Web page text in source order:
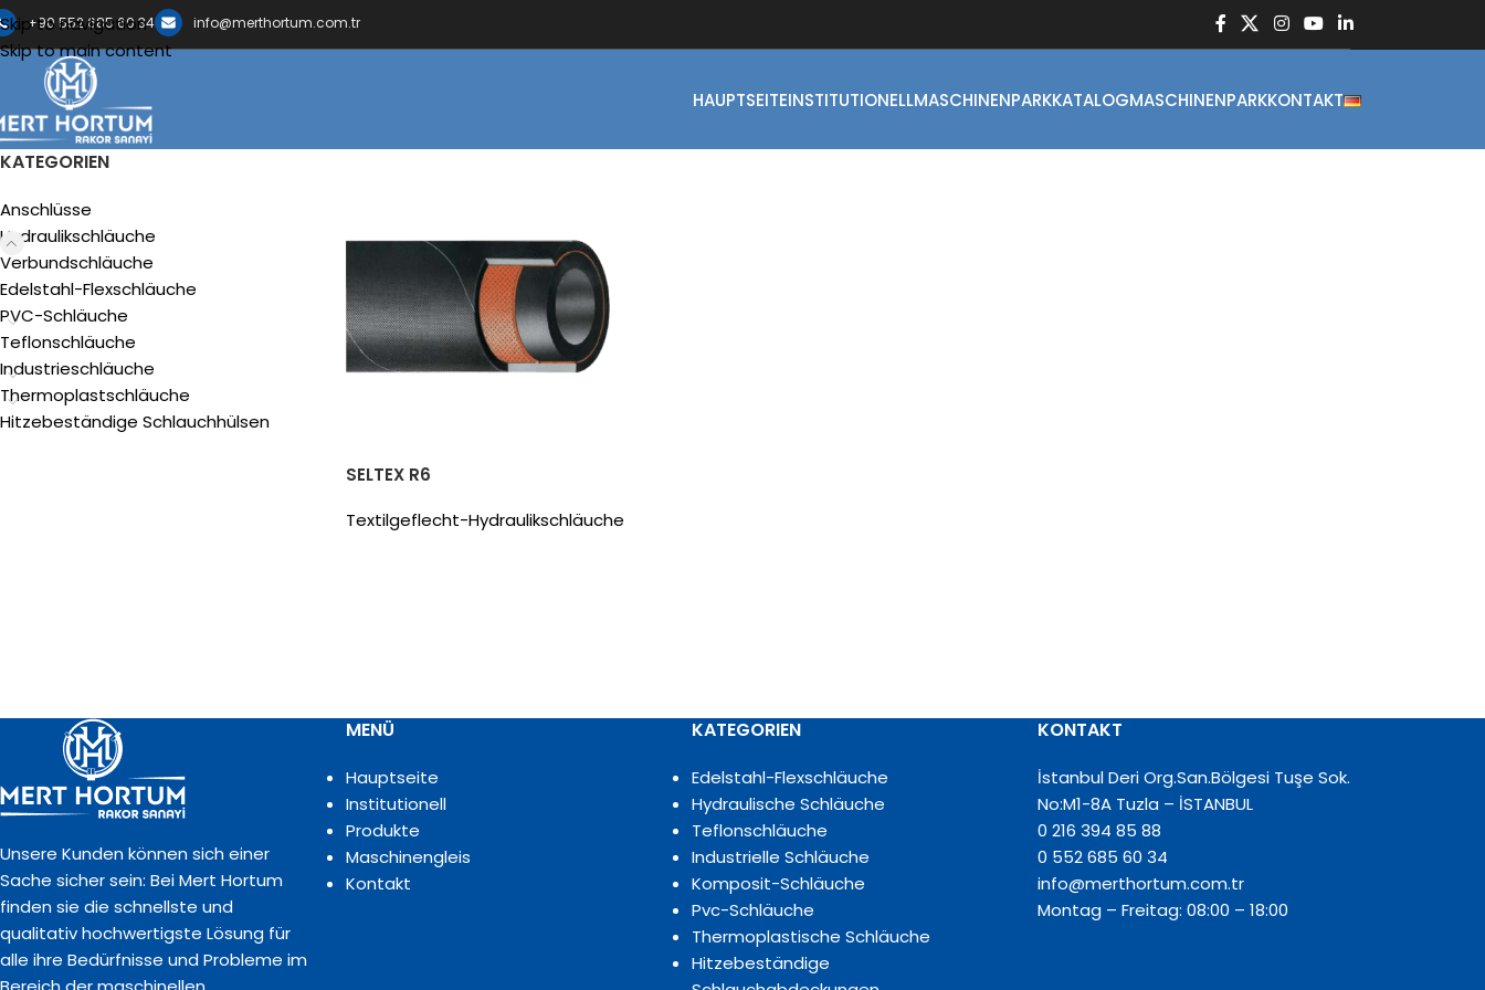
Skip to navigation
Skip to main content
+90 552 685 60 34 info@merthortum.com.tr
HAUPTSEITEINSTITUTIONELLMASCHINENPARKKATALOGMASCHINENPARKKONTAKT
KATEGORIEN
Anschlüsse
Hydraulikschläuche
Verbundschläuche
Edelstahl-Flexschläuche
PVC-Schläuche
Teflonschläuche
Industrieschläuche
Thermoplastschläuche
Hitzebeständige Schlauchhülsen
SELTEX R6
Textilgeflecht-Hydraulikschläuche
Unsere Kunden können sich einer
Sache sicher sein: Bei Mert Hortum
finden sie die schnellste und
qualitativ hochwertigste Lösung für
alle ihre Bedürfnisse und Probleme im
MENÜ
Hauptseite
Institutionell
Produkte
Maschinengleis
Kontakt
KATEGORIEN
Edelstahl-Flexschläuche
Hydraulische Schläuche
Teflonschläuche
Industrielle Schläuche
Komposit-Schläuche
Pvc-Schläuche
Thermoplastische Schläuche
Hitzebeständige
KONTAKT
İstanbul Deri Org.San.Bölgesi Tuşe Sok.
No:M1-8A Tuzla – İSTANBUL
0 216 394 85 88
0 552 685 60 34
info@merthortum.com.tr
Montag – Freitag: 08:00 – 18:00